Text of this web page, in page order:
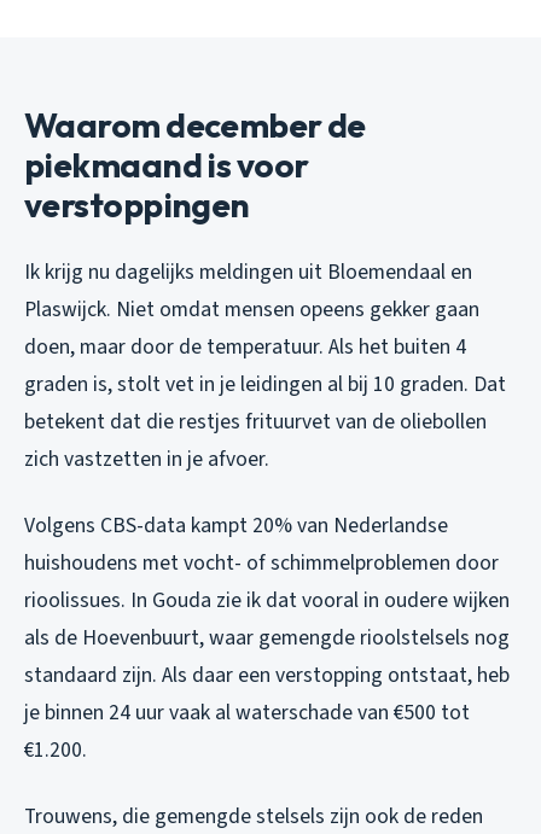
Waarom december de
piekmaand is voor
verstoppingen
Ik krijg nu dagelijks meldingen uit Bloemendaal en
Plaswijck. Niet omdat mensen opeens gekker gaan
doen, maar door de temperatuur. Als het buiten 4
graden is, stolt vet in je leidingen al bij 10 graden. Dat
betekent dat die restjes frituurvet van de oliebollen
zich vastzetten in je afvoer.
Volgens CBS-data kampt 20% van Nederlandse
huishoudens met vocht- of schimmelproblemen door
rioolissues. In Gouda zie ik dat vooral in oudere wijken
als de Hoevenbuurt, waar gemengde rioolstelsels nog
standaard zijn. Als daar een verstopping ontstaat, heb
je binnen 24 uur vaak al waterschade van €500 tot
€1.200.
Trouwens, die gemengde stelsels zijn ook de reden